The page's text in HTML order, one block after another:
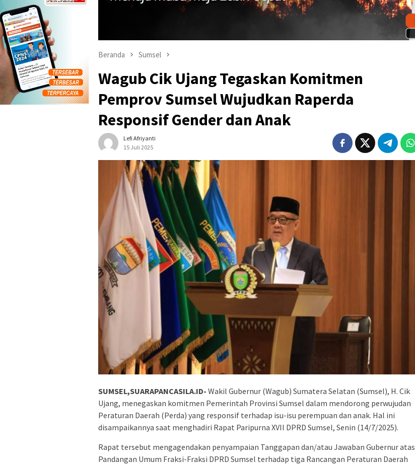
Beranda Sumsel
Wagub Cik Ujang Tegaskan Komitmen
Pemprov Sumsel Wujudkan Raperda
Responsif Gender dan Anak
Lefi Afriyanti
15 Juli 2025
SUMSEL,SUARAPANCASILA.ID- Wakil Gubernur (Wagub) Sumatera Selatan (Sumsel), H. Cik
Ujang, menegaskan komitmen Pemerintah Provinsi Sumsel dalam mendorong perwujudan
Peraturan Daerah (Perda) yang responsif terhadap isu-isu perempuan dan anak. Hal ini
disampaikannya saat menghadiri Rapat Paripurna XVII DPRD Sumsel, Senin (14/7/2025).
Rapat tersebut mengagendakan penyampaian Tanggapan dan/atau Jawaban Gubernur atas
Pandangan Umum Fraksi-Fraksi DPRD Sumsel terhadap tiga Rancangan Peraturan Daerah